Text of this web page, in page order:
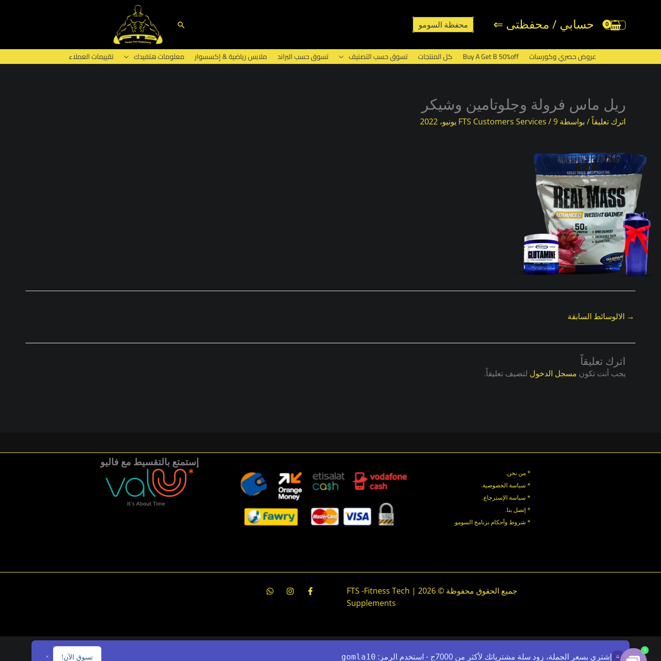
حسابي / محفظتى ⇐ محفظة السومو البحث
عروض حصري وكورسات Buy A Get B 50%off كل المنتجات تسوق حسب التصنيف تسوق حسب البراند ملابس رياضية & إكسسوار معلومات هتفيدك تقييمات العملاء
ريل ماس فرولة وجلوتامين وشيكر
اترك تعليقاً/ بواسطة FTS Customers Services /9 يونيو، 2022
→ الالوسائط السابقة
اترك تعليقاً
يجب أنت تكون مسجل الدخول لتضيف تعليقاً.
* من نحن.
* سياسة الخصوصية.
* سياسةالإسترجاع.
* إتصل بنا.
* شروط وأحكام برنامج السومو.
إستمتع بالتقسيط مع فاليو
جميع الحقوق محفوظة © 2026 | FTS -Fitness Tech
Supplements
إشتري بسعر الجملة، زود سلة مشترياتك لأكثر من 7000ج - استخدم الرمز: gomla10 تسوق الآن!
1